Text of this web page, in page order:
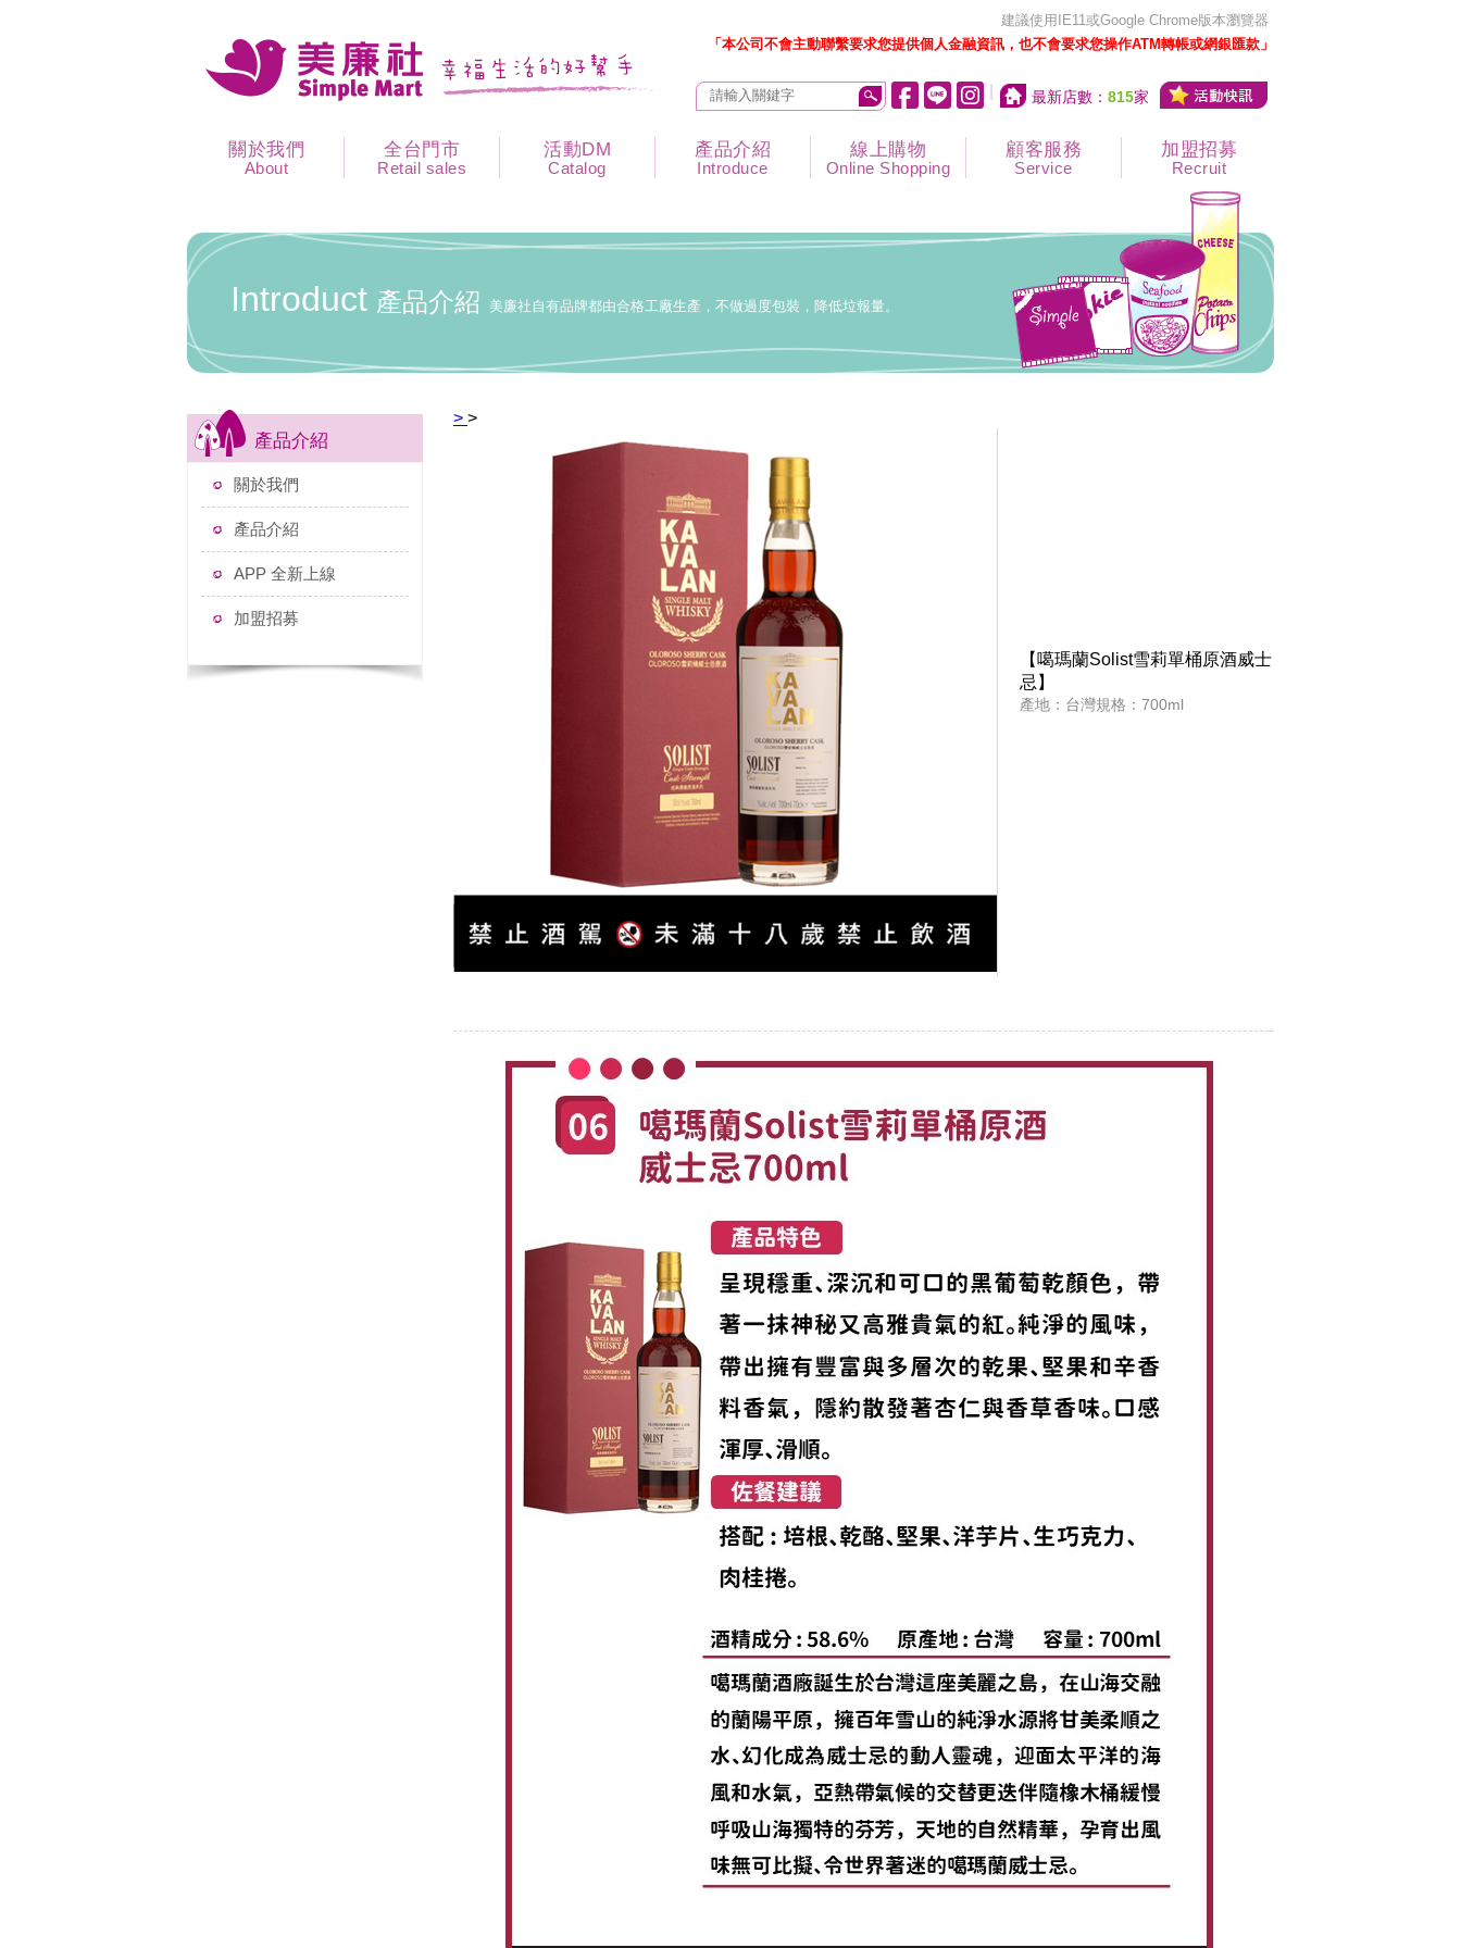
建議使用IE11或Google Chrome版本瀏覽器
「本公司不會主動聯繫要求您提供個人金融資訊，也不會要求您操作ATM轉帳或網銀匯款」
最新店數： 815家
關於我們
About
全台門市
Retail sales
活動DM
Catalog
產品介紹
Introduce
線上購物
Online Shopping
顧客服務
Service
加盟招募
Recruit
Introduct 產品介紹 美廉社自有品牌都由合格工廠生產，不做過度包裝，降低垃報量。
產品介紹
關於我們
產品介紹
APP 全新上線
加盟招募
> >
【噶瑪蘭Solist雪莉單桶原酒威士
忌】
產地：台灣規格：700ml